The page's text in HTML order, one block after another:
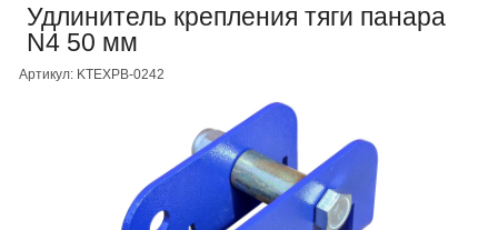
Удлинитель крепления тяги панара
N4 50 мм
Артикул: KTEXPB-0242